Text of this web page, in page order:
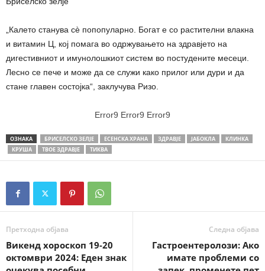
„Калето станува сè попопуларно. Богат е со растителни влакна
и витамин Ц, кој помага во одржувањето на здравјето на
дигестивниот и имунолошкиот систем во постудените месеци.
Лесно се пече и може да се служи како прилог или дури и да
стане главен состојка“, заклучува Ризо.
Error9 Error9 Error9
ОЗНАКА БРИСЕЛСКО ЗЕЛЈЕ ЕСЕНСКА ХРАНА ЗДРАВЈЕ ЈАБОКЛА
КЛИНКА
КРУША
ТВОЕ ЗДРАВЈЕ ТИКВА
Претходна објава
Викенд хороскоп 19-20
октомври 2024: Еден знак
Следна објава
Гастроентеролози: Ако
имате проблеми со